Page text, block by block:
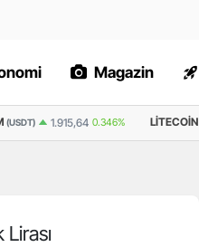
Magazin
(USDT) 1.915,64 0.346% LITECOIN
Lirası